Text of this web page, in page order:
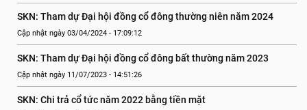
SKN: Tham dự Đại hội đồng cổ đông thường niên năm 2024
Cập nhật ngày 03/04/2024 - 17:09:12
SKN: Tham dự Đại hội đồng cổ đông bất thường năm 2023
Cập nhật ngày 11/07/2023 - 14:51:26
SKN: Chi trả cổ tức năm 2022 bằng tiền mặt